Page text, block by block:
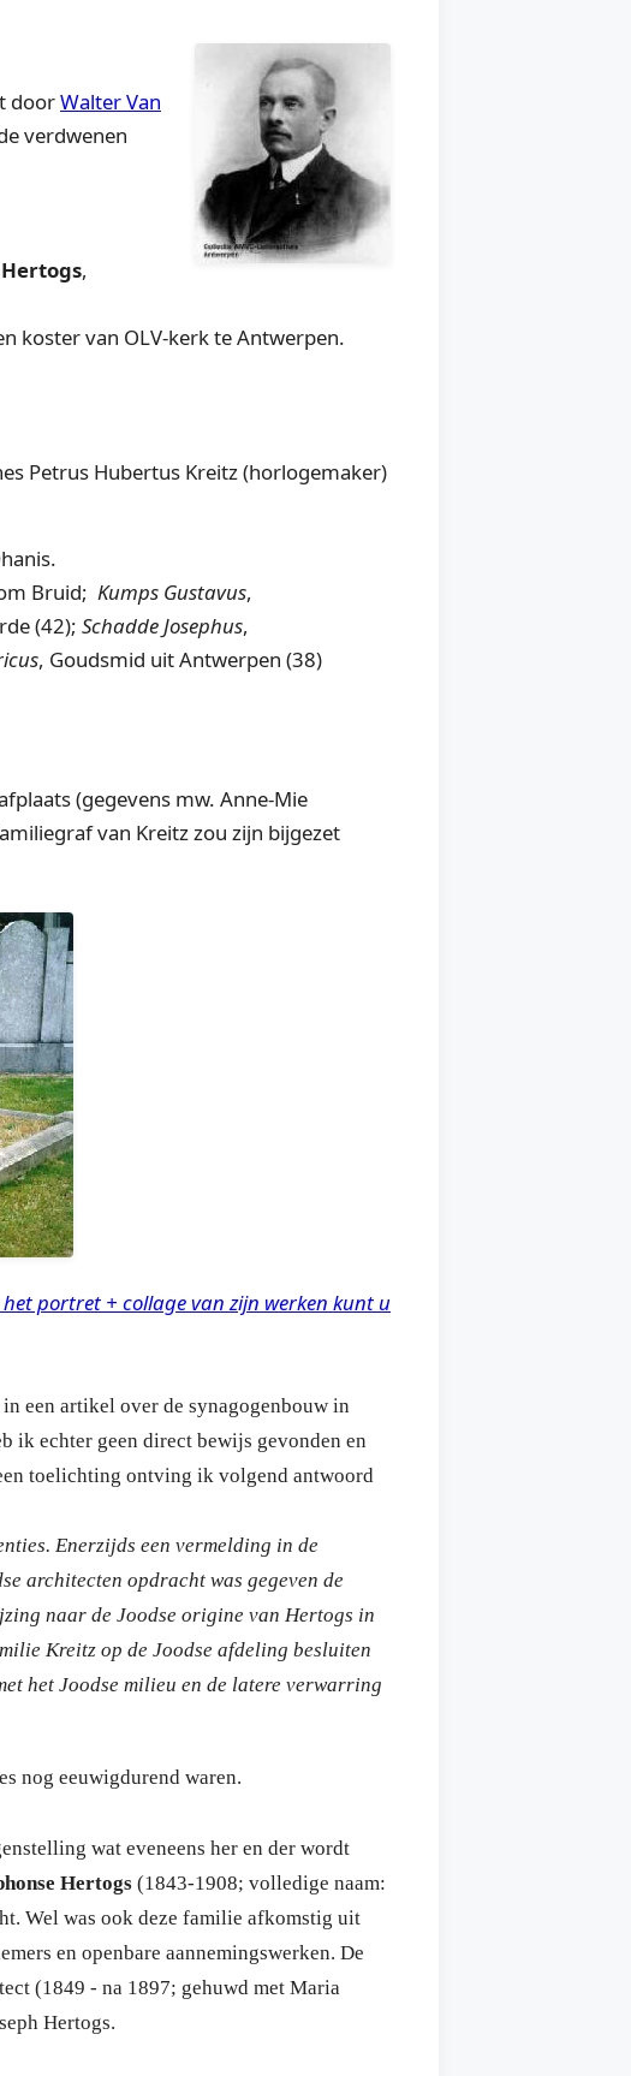
doorWalter Van
verdwenen
,
koster van OLV-kerk te Antwerpen.
Petrus Hubertus Kreitz (horlogemaker)
Bruid; Kumps Gustavus,
(42); Schadde Josephus,
, Goudsmid uit Antwerpen (38)
(gegevens mw. Anne-Mie
van Kreitz zou zijn bijgezet
portret + collage van zijn werken kunt u
een artikel over de synagogenbouw in
ik echter geen direct bewijs gevonden en
toelichting ontving ik volgend antwoord
Enerzijds een vermelding in de
architecten opdracht was gegeven de
naar de Joodse origine van Hertogs in
Kreitz op de Joodse afdeling besluiten
het Joodse milieu en de latere verwarring
nog eeuwigdurend waren.
wat eveneens her en der wordt
Hertogs (1843-1908; volledige naam:
Wel was ook deze familie afkomstig uit
en openbare aannemingswerken. De
(1849 - na 1897; gehuwd met Maria
Hertogs.